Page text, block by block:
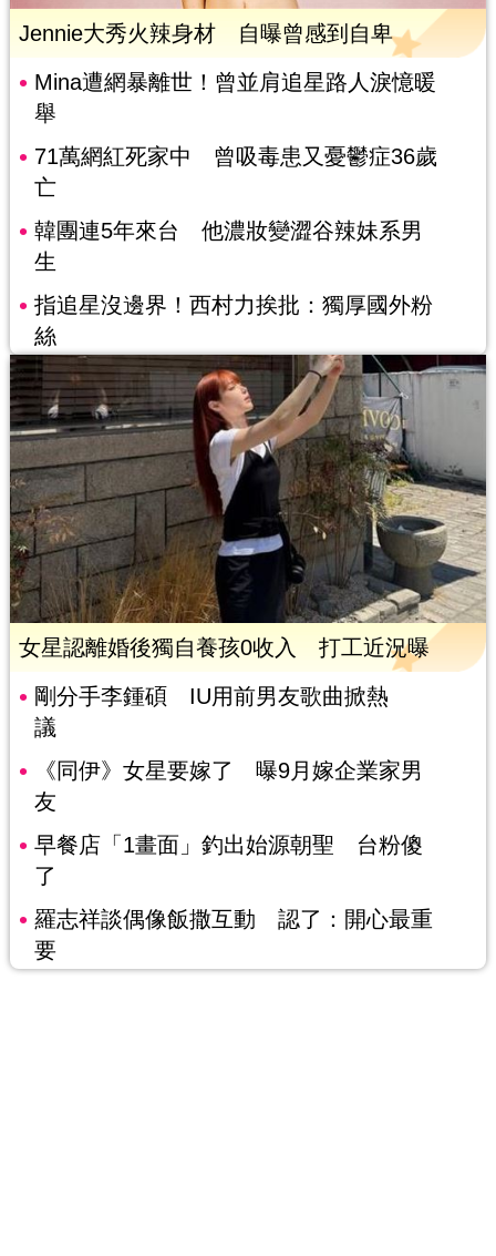
Jennie大秀火辣身材 自曝曾感到自卑
Mina遭網暴離世！曾並肩追星路人淚憶暖
舉
71萬網紅死家中 曾吸毒患又憂鬱症36歲
亡
韓團連5年來台 他濃妝變澀谷辣妹系男
生
指追星沒邊界！西村力挨批：獨厚國外粉
絲
女星認離婚後獨自養孩0收入 打工近況曝
剛分手李鍾碩 IU用前男友歌曲掀熱
議
《同伊》女星要嫁了 曝9月嫁企業家男
友
早餐店「1畫面」釣出始源朝聖 台粉傻
了
羅志祥談偶像飯撒互動 認了：開心最重
要